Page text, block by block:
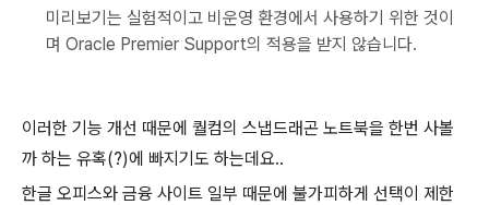
미리보기는 실험적이고 비운영 환경에서 사용하기 위한 것이
며 Oracle Premier Support의 적용을 받지 않습니다.
이러한 기능 개선 때문에 퀄컴의 스냅드래곤 노트북을 한번 사볼
까 하는 유혹(?)에 빠지기도 하는데요..
한글 오피스와 금융 사이트 일부 때문에 불가피하게 선택이 제한